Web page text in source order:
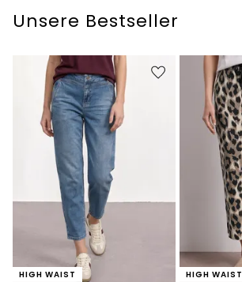
Unsere Bestseller
HIGH WAIST HIGH WAIST